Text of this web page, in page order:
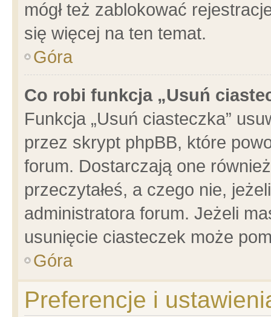
mógł też zablokować
się więcej na ten temat.
Góra
Co robi funkcja „Usuń
Funkcja „Usuń ciasteczka”
przez skrypt phpBB, które
forum. Dostarczają one
przeczytałeś, a czego nie,
administratora forum. Jeżeli
usunięcie ciasteczek może
Góra
Preferencje i